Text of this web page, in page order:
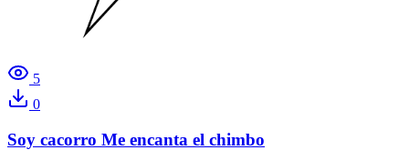
5
0
Soy cacorro Me encanta el chimbo